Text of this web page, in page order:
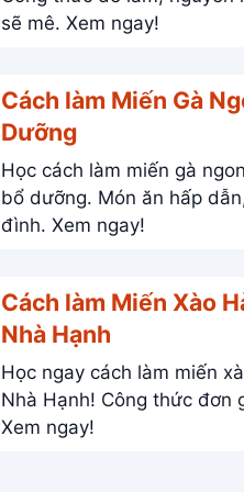
sẽ mê. Xem ngay!
Cách làm Miến Gà
Dưỡng
Học cách làm miến gà
bổ dưỡng. Món ăn hấp dẫn, tiết kiệm thời gian, phù hợp cho cả gia
đình. Xem ngay!
Cách làm Miến Xào
Nhà Hạnh
Học ngay cách làm miến
Nhà Hạnh! Công thức đơn giản, bổ dưỡng, chinh phục cả gia đình.
Xem ngay!